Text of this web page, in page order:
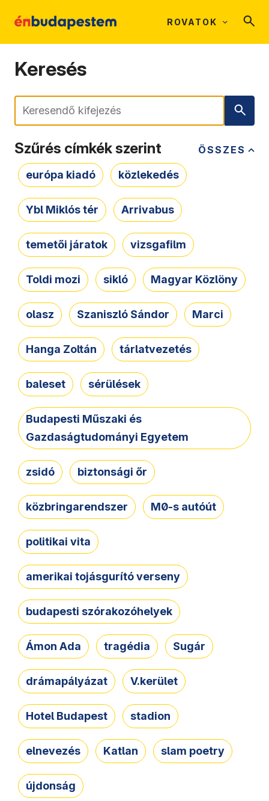
ROVATOK
Keresés
Keresés
ÖSSZES
Szűrés címkék szerint
európa kiadó közlekedés
Ybl Miklós tér Arrivabus
temetői járatok vizsgafilm
Toldi mozi sikló Magyar Közlöny
olasz Szaniszló Sándor Marci
Hanga Zoltán tárlatvezetés
baleset sérülések
Budapesti Műszaki és
Gazdaságtudományi Egyetem
zsidó biztonsági őr
közbringarendszer M0-s autóút
politikai vita
amerikai tojásgurító verseny
budapesti szórakozóhelyek
Ámon Ada tragédia Sugár
drámapályázat V.kerület
Hotel Budapest stadion
elnevezés Katlan slam poetry
újdonság